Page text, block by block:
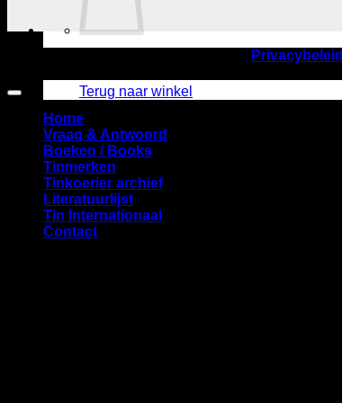
Geen producten in de winkelwagen.
Terug naar winkel
Privacybeleid
Home
Vraag & Antwoord
Boeken / Books
Tinmerken
Tinkoerier archief
Literatuurlijst
Tin Internationaal
Contact